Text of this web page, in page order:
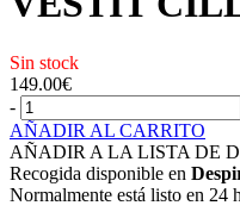
Sin stock
149.00€
-
AÑADIR AL CARRITO
AÑADIR A LA LISTA DE
Recogida disponible en
Normalmente está listo en 24